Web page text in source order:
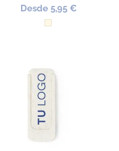
Desde 5,95 €
Natural